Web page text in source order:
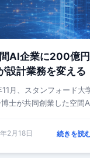
AI企業に200億
計業務を変える
月、スタンフォード大
士が共同創業した空間
2月18日 続きを読